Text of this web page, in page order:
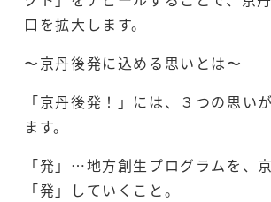
口を拡大します。
〜京丹後発に込める思いとは〜
「京丹後発！」には、３つの思い
ます。
「発」…地方創生プログラムを、
「発」していくこと。